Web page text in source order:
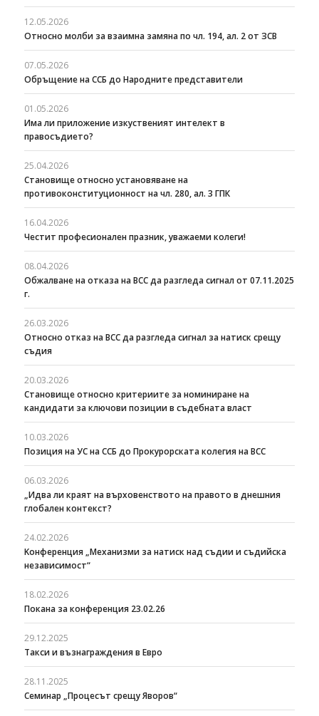
12.05.2026
Относно молби за взаимна замяна по чл. 194, ал. 2 от ЗСВ
07.05.2026
Обръщение на ССБ до Народните представители
01.05.2026
Има ли приложение изкуственият интелект в
правосъдието?
25.04.2026
Становище относно установяване на
противоконституционност на чл. 280, ал. 3 ГПК
16.04.2026
Честит професионален празник, уважаеми колеги!
08.04.2026
Oбжалване на отказа на ВСС да разгледа сигнал от 07.11.2025
г.
26.03.2026
Относно отказ на ВСС да разгледа сигнал за натиск срещу
съдия
20.03.2026
Становище относно критериите за номиниране на
кандидати за ключови позиции в съдебната власт
10.03.2026
Позиция на УС на ССБ до Прокурорската колегия на ВСС
06.03.2026
„Идва ли краят на върховенството на правото в днешния
глобален контекст?
24.02.2026
Kонференция „Механизми за натиск над съдии и съдийска
независимост“
18.02.2026
Покана за конференция 23.02.26
29.12.2025
Такси и възнаграждения в Евро
28.11.2025
Семинар „Процесът срещу Яворов“